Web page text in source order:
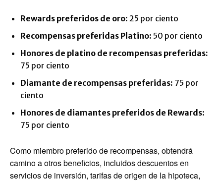
Rewards preferidos de oro: 25 por ciento
Recompensas preferidas Platino: 50 por ciento
Honores de platino de recompensas preferidas:
75 por ciento
Diamante de recompensas preferidas: 75 por
ciento
Honores de diamantes preferidos de Rewards:
75 por ciento
Como miembro preferido de recompensas, obtendrá
camino a otros beneficios, incluidos descuentos en
servicios de inversión, tarifas de origen de la hipoteca,